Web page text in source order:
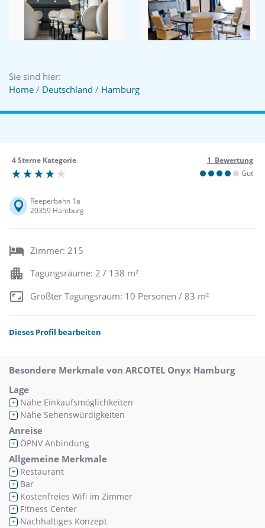
Sie sind hier:
Home / Deutschland / Hamburg
4 Sterne Kategorie
1 Bewertung
Gut
Reeperbahn 1a
20359 Hamburg
Zimmer: 215
Tagungsräume: 2 / 138 m²
Größter Tagungsraum: 10 Personen / 83 m²
Dieses Profil bearbeiten
Besondere Merkmale von ARCOTEL Onyx Hamburg
Lage
+ Nähe Einkaufsmöglichkeiten
+ Nähe Sehenswürdigkeiten
Anreise
+ ÖPNV Anbindung
Allgemeine Merkmale
+ Restaurant
+ Bar
+ Kostenfreies Wifi im Zimmer
+ Fitness Center
+ Nachhaltiges Konzept